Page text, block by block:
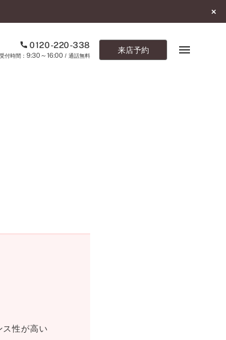
0120-220-338
9:30～16:00/ 通話無料
来店予約
ス性が高い